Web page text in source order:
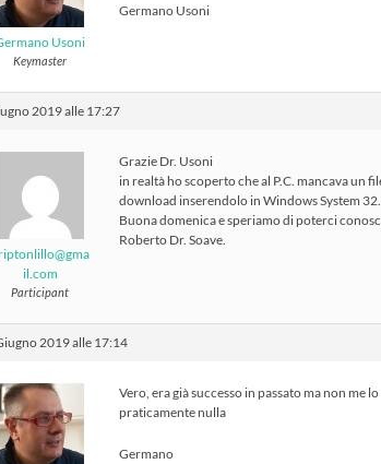
Usoni
Keymaster
Germano Usoni
2019 alle 17:27
il.com
Participant
Grazie Dr. Usoni
in realtà ho scoperto che al P.C. mancava un
download inserendolo in Windows System 32.
Buona domenica e speriamo di poterci
Roberto Dr. Soave.
2019 alle 17:14
Vero, era già successo in passato ma non
praticamente nulla
Germano